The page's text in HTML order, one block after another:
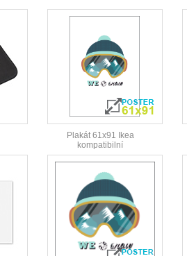
Plakát 61x91 Ikea
kompatibilní